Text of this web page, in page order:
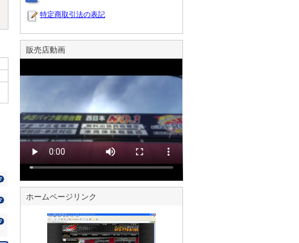
特定商取引法の表記
販売店動画
ホームページリンク